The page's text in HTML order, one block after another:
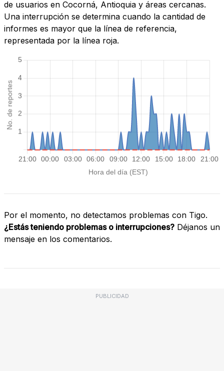
de usuarios en Cocorná, Antioquia y áreas cercanas.
Una interrupción se determina cuando la cantidad de
informes es mayor que la línea de referencia,
representada por la línea roja.
Por el momento, no detectamos problemas con Tigo.
¿Estás teniendo problemas o interrupciones? Déjanos un
mensaje en los comentarios.
PUBLICIDAD